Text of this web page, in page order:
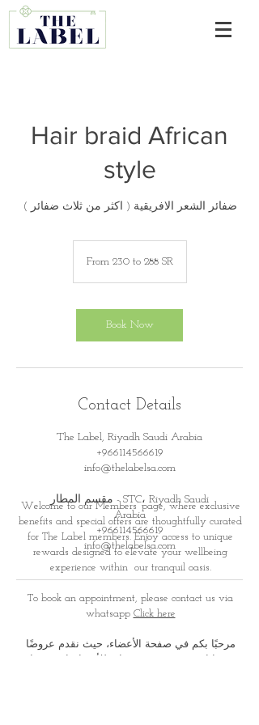
Hair braid African
style
ضفائر الشعر الافريقية ( اكثر من ثلاث ضفائر )
SR
From 230 to 288 SR
Book Now
Contact Details
The Label, Riyadh Saudi Arabia
+966114566619
info@thelabelsa.com
مقسم المطار - STC، Riyadh Saudi
Arabia
+966114566619
info@thelabelsa.com
Welcome to our Members’ page, where exclusive
benefits and special offers are thoughtfully curated
for The Label members. Enjoy access to unique
rewards designed to elevate your wellbeing
experience within our tranquil oasis.
To book an appointment, please contact us via
whatsapp Click here
مرحبًا بكم في صفحة الأعضاء، حيث نقدم عروضًا